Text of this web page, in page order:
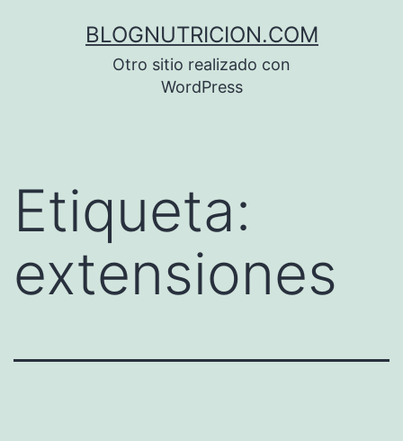
BLOGNUTRICION.COM
Otro sitio realizado con
WordPress
Etiqueta:
extensiones